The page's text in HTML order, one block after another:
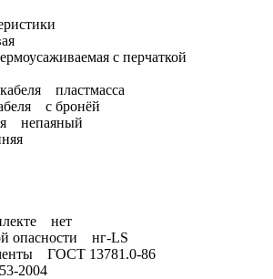
с перчаткой
пластмасса
с бронёй
непаяный
нет
опасности нг-LS
ГОСТ 13781.0-86
2004